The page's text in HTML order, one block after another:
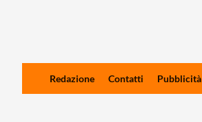
Redazione Contatti Pubblicità